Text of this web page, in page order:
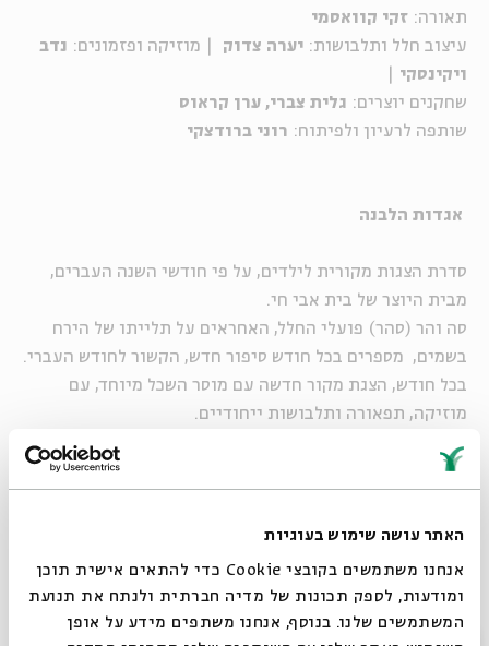
האתר עושה שימוש בעוגיות
אנחנו משתמשים בקובצי Cookie כדי להתאים אישית תוכן
ומודעות, לספק תכונות של מדיה חברתית ולנתח את תנועת
המשתמשים שלנו. בנוסף, אנחנו משתפים מידע על אופן
תאורה: זקי קוואסמי
עיצוב חלל ותלבושות: יערה צדוק | מוזיקה ופזמונים: נדב
ויקינסקי
שחקנים יוצרים: גלית צברי, ערן קראוס
שותפה לרעיון ולפיתוח: רוני ברודצקי
אגדות הלבנה
סדרת הצגות מקורית לילדים, על פי חודשי השנה העברים,
מבית היוצר של בית אבי חי.
סה והר (סהר) פועלי החלל, האחראים על תלייתו של הירח
בשמים, מספרים בכל חודש סיפור חדש, הקשור לחודש העברי.
בכל חודש, הצגת מקור חדשה עם מוסר השכל מיוחד, עם
מוזיקה, תפאורה ותלבושות ייחודיים.
לגילאי 4-8
ולחודש אייר - ההצגה "החייטים והלבנה
מי החייט שיצליח למלא את מבוקשה?